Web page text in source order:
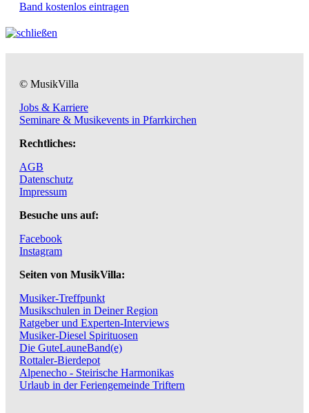
Band kostenlos eintragen
© MusikVilla
Jobs & Karriere
Seminare & Musikevents in Pfarrkirchen
Rechtliches:
AGB
Datenschutz
Impressum
Besuche uns auf:
Facebook
Instagram
Seiten von MusikVilla:
Musiker-Treffpunkt
Musikschulen in Deiner Region
Ratgeber und Experten-Interviews
Musiker-Diesel Spirituosen
Die GuteLauneBand(e)
Rottaler-Bierdepot
Alpenecho - Steirische Harmonikas
Urlaub in der Feriengemeinde Triftern